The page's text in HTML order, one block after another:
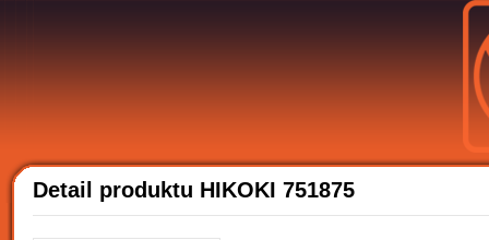
Detail produktu HIKOKI 751875